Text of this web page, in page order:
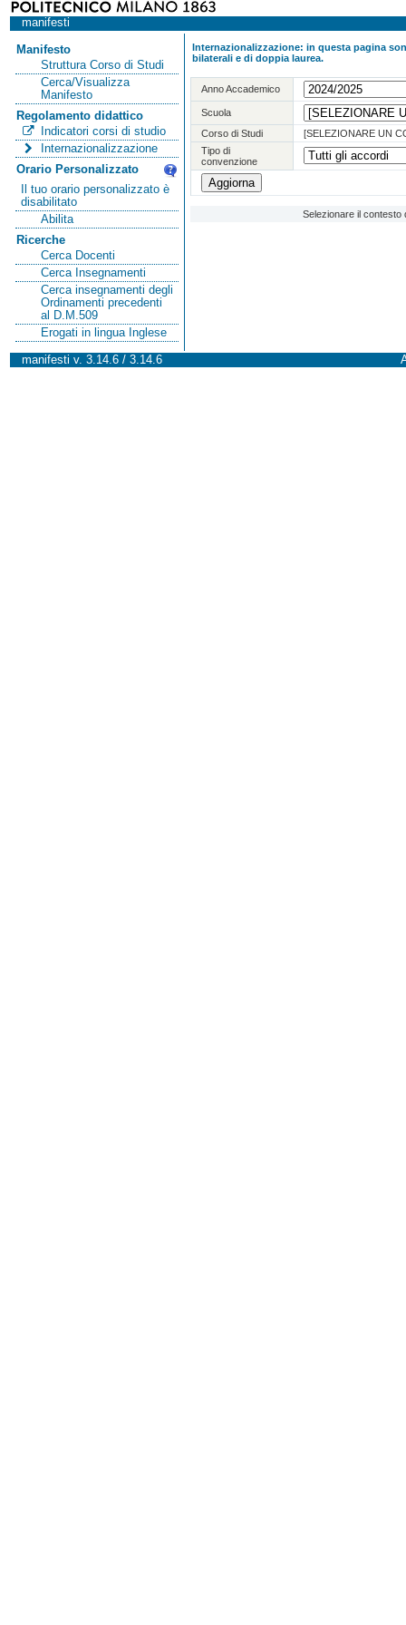
manifesti
Manifesto
Struttura Corso di Studi
Cerca/Visualizza
Manifesto
Regolamento didattico
Indicatori corsi di studio
Internazionalizzazione
Orario Personalizzato
Il tuo orario personalizzato è
disabilitato
Abilita
Ricerche
Cerca Docenti
Cerca Insegnamenti
Cerca insegnamenti degli
Ordinamenti precedenti
al D.M.509
Erogati in lingua Inglese
Internazionalizzazione: in questa pagina
bilaterali e di doppia laurea.
Anno Accademico
Scuola
Corso di Studi
[SELEZIONARE UN
Tipo di
convenzione
Selezionare il
manifesti v. 3.14.6 / 3.14.6